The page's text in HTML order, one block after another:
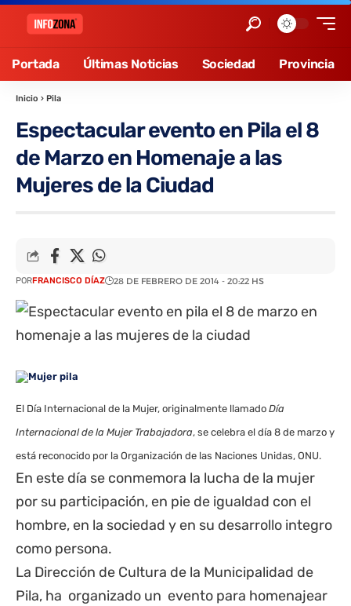
Portada Últimas Noticias Sociedad Provincia
Inicio › Pila
Espectacular evento en Pila el 8
de Marzo en Homenaje a las
Mujeres de la Ciudad
PORFRANCISCO DÍAZ 28 DE FEBRERO DE 2014 - 20:22 HS
El Día Internacional de la Mujer, originalmente llamado Día
Internacional de la Mujer Trabajadora, se celebra el día 8 de marzo y
está reconocido por la Organización de las Naciones Unidas, ONU.
En este día se conmemora la lucha de la mujer
por su participación, en pie de igualdad con el
hombre, en la sociedad y en su desarrollo integro
como persona.
La Dirección de Cultura de la Municipalidad de
Pila, ha organizado un evento para homenajear